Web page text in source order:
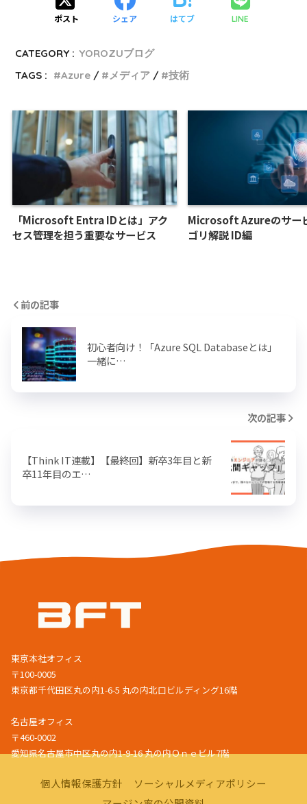
ポスト シェア はてブ LINE
CATEGORY : YOROZUブログ
TAGS :
Azure メディア 技術
「Microsoft Entra IDとは」アク
セス管理を担う重要なサービス
Microsoft Azureのサー
ゴリ解説 ID編
前の記事
初心者向け！「Azure SQL Databaseとは」
一緒に…
次の記事
【Think IT連載】【最終回】新卒3年目と新
卒11年目のエ…
東京本社オフィス
〒100-0005
東京都千代田区丸の内1-6-5 丸の内北口ビルディング16階
名古屋オフィス
〒460-0002
愛知県名古屋市中区丸の内1-9-16 丸の内Ｏｎｅビル7階
個人情報保護方針
ソーシャルメディアポリシー